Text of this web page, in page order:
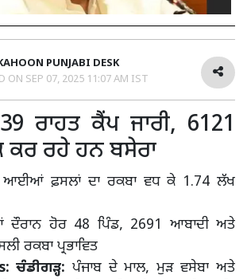
PUNJABI DESK
ON SEP 07, 2025 11:07 AM IST
ਰਾਹਤ ਕੈਂਪ ਜਾਰੀ, 6121
ਕਰ ਰਹੇ ਹਨ ਬਸੇਰਾ
ਆਈਆਂ ਫ਼ਸਲਾਂ ਦਾ ਰਕਬਾ ਵਧ ਕੇ 1.74 ਲੱਖ
ਦੌਰਾਨ ਹੋਰ 48 ਪਿੰਡ, 2691 ਆਬਾਦੀ ਅਤੇ
ਰਕਬਾ ਪ੍ਰਭਾਵਿਤ
ਚੰਡੀਗੜ੍ਹ: ਪੰਜਾਬ ਦੇ ਮਾਲ, ਮੁੜ ਵਸੇਬਾ ਅਤੇ